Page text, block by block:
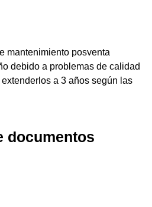
mantenimiento posventa
debido a problemas de calidad
a 3 años según las
documentos